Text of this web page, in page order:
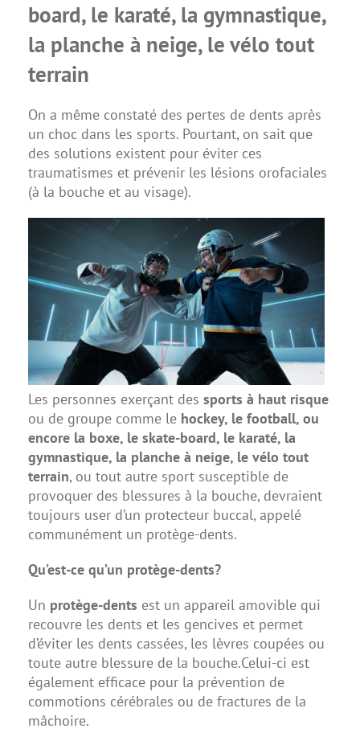
board, le karaté, la gymnastique,
la planche à neige, le vélo tout
terrain
On a même constaté des pertes de dents après
un choc dans les sports. Pourtant, on sait que
des solutions existent pour éviter ces
traumatismes et prévenir les lésions orofaciales
(à la bouche et au visage).
Les personnes exerçant des sports à haut risque
ou de groupe comme le hockey, le football, ou
encore la boxe, le skate-board, le karaté, la
gymnastique, la planche à neige, le vélo tout
terrain, ou tout autre sport susceptible de
provoquer des blessures à la bouche, devraient
toujours user d’un protecteur buccal, appelé
communément un protège-dents.
Qu’est-ce qu’un protège-dents?
Un protège-dents est un appareil amovible qui
recouvre les dents et les gencives et permet
d’éviter les dents cassées, les lèvres coupées ou
toute autre blessure de la bouche.Celui-ci est
également efficace pour la prévention de
commotions cérébrales ou de fractures de la
mâchoire.